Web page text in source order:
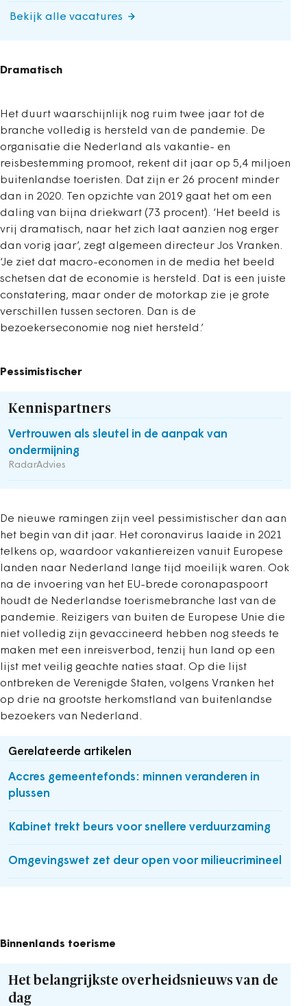
Bekijk alle vacatures
Dramatisch
Het duurt waarschijnlijk nog ruim twee jaar tot de
branche volledig is hersteld van de pandemie. De
organisatie die Nederland als vakantie- en
reisbestemming promoot, rekent dit jaar op 5,4 miljoen
buitenlandse toeristen. Dat zijn er 26 procent minder
dan in 2020. Ten opzichte van 2019 gaat het om een
daling van bijna driekwart (73 procent). ‘Het beeld is
vrij dramatisch, naar het zich laat aanzien nog erger
dan vorig jaar’, zegt algemeen directeur Jos Vranken.
‘Je ziet dat macro-economen in de media het beeld
schetsen dat de economie is hersteld. Dat is een juiste
constatering, maar onder de motorkap zie je grote
verschillen tussen sectoren. Dan is de
bezoekerseconomie nog niet hersteld.’
Pessimistischer
Kennispartners
Vertrouwen als sleutel in de aanpak van
ondermijning
RadarAdvies
De nieuwe ramingen zijn veel pessimistischer dan aan
het begin van dit jaar. Het coronavirus laaide in 2021
telkens op, waardoor vakantiereizen vanuit Europese
landen naar Nederland lange tijd moeilijk waren. Ook
na de invoering van het EU-brede coronapaspoort
houdt de Nederlandse toerismebranche last van de
pandemie. Reizigers van buiten de Europese Unie die
niet volledig zijn gevaccineerd hebben nog steeds te
maken met een inreisverbod, tenzij hun land op een
lijst met veilig geachte naties staat. Op die lijst
ontbreken de Verenigde Staten, volgens Vranken het
op drie na grootste herkomstland van buitenlandse
bezoekers van Nederland.
Gerelateerde artikelen
Accres gemeentefonds: minnen veranderen in
plussen
Kabinet trekt beurs voor snellere verduurzaming
Omgevingswet zet deur open voor milieucrimineel
Binnenlands toerisme
Het belangrijkste overheidsnieuws van de
dag